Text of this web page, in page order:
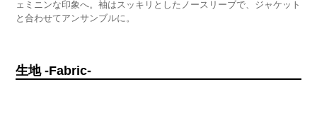
ェミニンな印象へ。袖はスッキリとしたノースリーブで、ジャケット
と合わせてアンサンブルに。
生地 -Fabric-